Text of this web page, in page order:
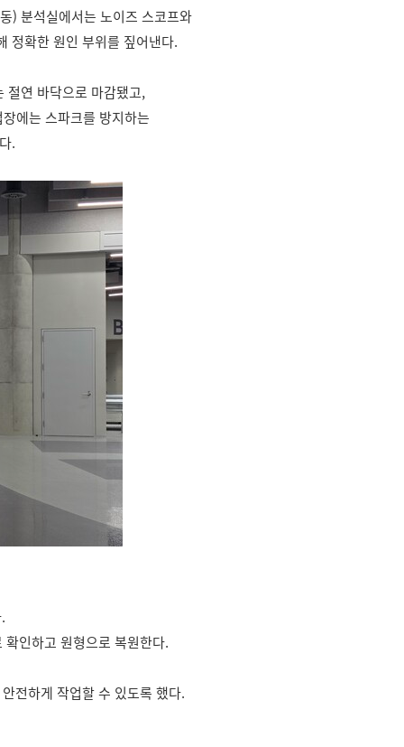
) 분석실에서는 노이즈 스코프와
정확한 원인 부위를 짚어낸다.
절연 바닥으로 마감됐고,
에는 스파크를 방지하는
.
인하고 원형으로 복원한다.
전하게 작업할 수 있도록 했다.